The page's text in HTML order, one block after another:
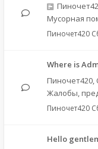
Мусорная
Пиночет420
Where is
Пиночет420,
Жалобы,
Пиночет420
Hello